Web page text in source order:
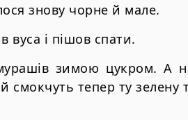
знову чорне й мале.
вуса і пішов спати.
зимою цукром. А
смокчуть тепер ту